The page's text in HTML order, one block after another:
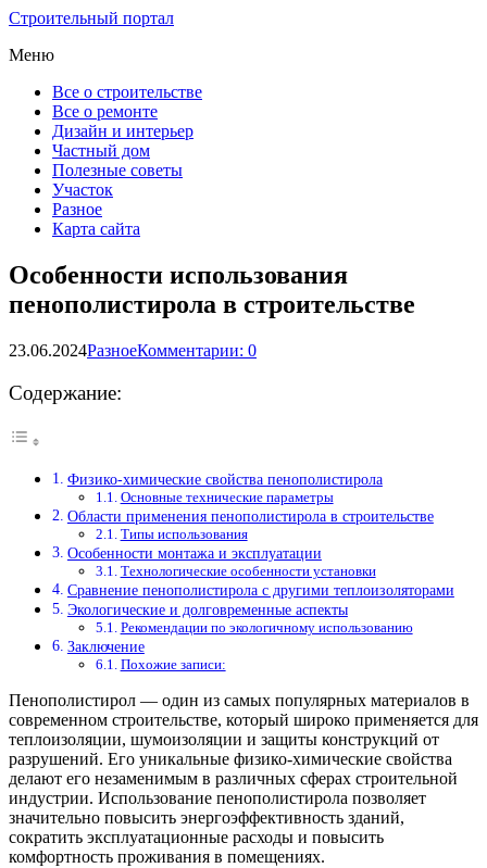
Строительный портал
Меню
Все о строительстве
Все о ремонте
Дизайн и интерьер
Частный дом
Полезные советы
Участок
Разное
Карта сайта
Особенности использования
пенополистирола в строительстве
23.06.2024РазноеКомментарии: 0
Содержание:
Физико-химические свойства пенополистирола
Основные технические параметры
Области применения пенополистирола в строительстве
Типы использования
Особенности монтажа и эксплуатации
Технологические особенности установки
Сравнение пенополистирола с другими теплоизоляторами
Экологические и долговременные аспекты
Рекомендации по экологичному использованию
Заключение
Похожие записи:
Пенополистирол — один из самых популярных материалов в
современном строительстве, который широко применяется для
теплоизоляции, шумоизоляции и защиты конструкций от
разрушений. Его уникальные физико-химические свойства
делают его незаменимым в различных сферах строительной
индустрии. Использование пенополистирола позволяет
значительно повысить энергоэффективность зданий,
сократить эксплуатационные расходы и повысить
комфортность проживания в помещениях.